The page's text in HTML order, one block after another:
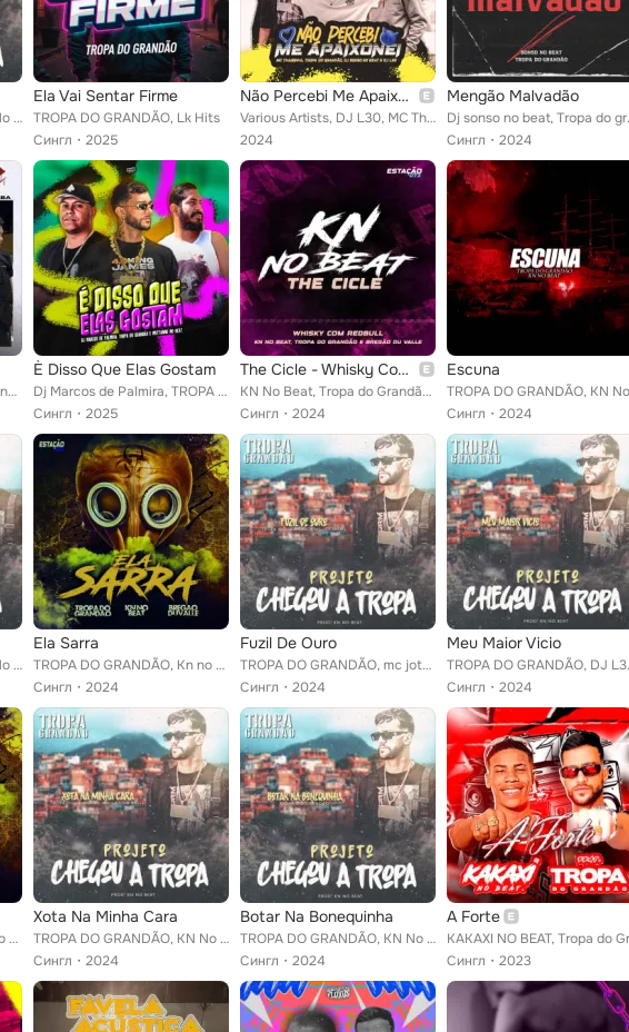
TROPA DO GRANDÃO, KN No Beat, DJ RITMISTA feat. Mc Tock
Ela Vai Sentar Firme
TROPA DO GRANDÃO, Lk Hits
Сингл
2025
Não Percebi Me Apaixonei
Various Artists, DJ L30, MC Thaizinha, DJ Sonso no beat, Tropa do Grandão
2024
Mengão Malvadão
Dj
Сингл
2024
Various Artists, Tropa do grandão, The kauzz, Erikzin, Alba
È Disso Que Elas Gostam
Dj Marcos de Palmira, TROPA DO GRANDÃO, Muttanno no Beat
Сингл
2025
The Cicle - Whisky Com Red Bull
KN No Beat, Tropa do Grandão, Bregão du Valle feat. Estação 073
Сингл
2024
Escuna
Сингл
2024
TROPA DO GRANDÃO, KN No Beat, Mc Elison SP
Ela Sarra
TROPA DO GRANDÃO, Kn no Beat, Bregão du Valle
Сингл
2024
Fuzil De Ouro
TROPA DO GRANDÃO, mc jottaemi, KN No Beat
Сингл
2024
Meu Maior Vicio
TROPA
Сингл
2024
TROPA DO GRANDÃO, Kn no Beat, Kayn no Beat
Xota Na Minha Cara
TROPA DO GRANDÃO, KN No Beat, Bregão du Valle
Сингл
2024
Botar Na Bonequinha
TROPA DO GRANDÃO, KN No Beat
Сингл
2024
A Forte
Сингл
2023